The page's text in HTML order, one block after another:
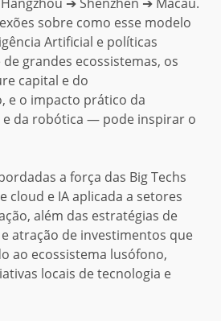
sobre como esse modelo
Artificial e políticas
grandes ecossistemas, os
capital e do
e o impacto prático da
e da robótica — pode inspirar o
a força das Big Techs
cloud e IA aplicada a setores
além das estratégias de
atração de investimentos que
ao ecossistema lusófono,
locais de tecnologia e